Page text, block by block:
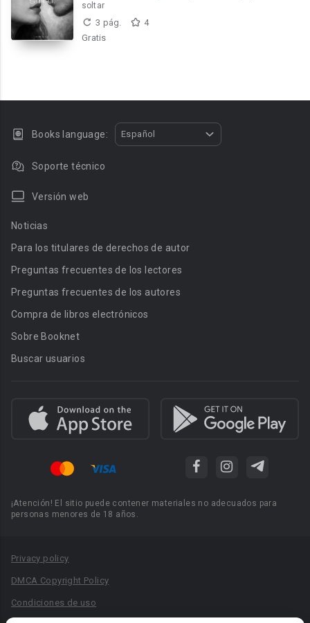
soltar
3 pág.
4
Gratis
Books language: Español
Soporte técnico
Versión web
Noticias
Para los titulares de derechos de autor
Preguntas frecuentes de los lectores
Preguntas frecuentes de los autores
Compra de libros electrónicos
Sobre Booknet
Buscar usuarios
¡Atención! El sitio puede contener materiales no adecuados para
personas menores de 18 años.
Privacy policy
DMCA Copyright Policy
Condiciones de uso